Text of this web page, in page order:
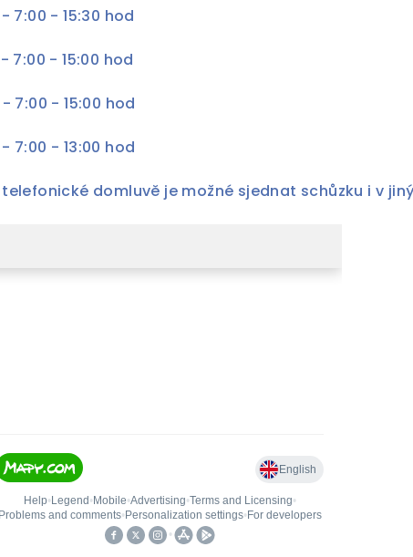
7:00 - 15:30 hod
7:00 - 15:00 hod
7:00 - 15:00 hod
7:00 - 13:00 hod
domluvě je možné sjednat schůzku i v